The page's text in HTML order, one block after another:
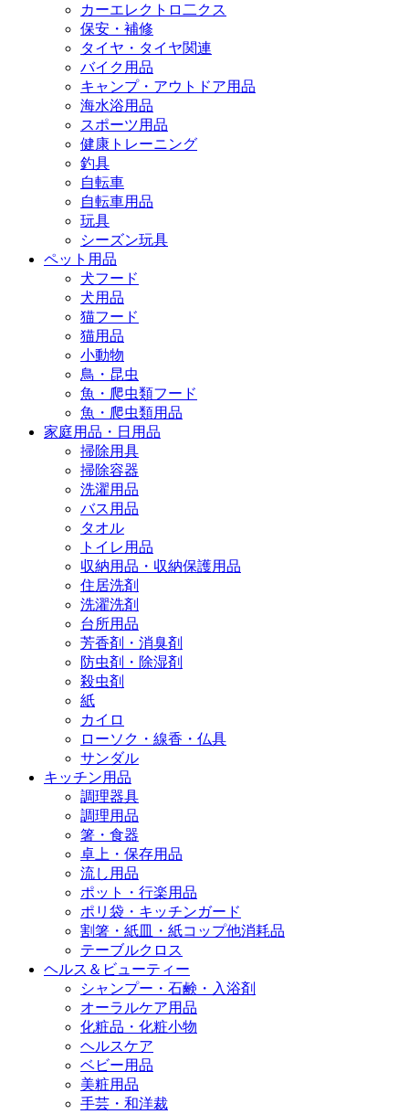
カーエレクトロ二クス
保安・補修
タイヤ・タイヤ関連
バイク用品
キャンプ・アウトドア用品
海水浴用品
スポーツ用品
健康トレーニング
釣具
自転車
自転車用品
玩具
シーズン玩具
ペット用品
犬フード
犬用品
猫フード
猫用品
小動物
鳥・昆虫
魚・爬虫類フード
魚・爬虫類用品
家庭用品・日用品
掃除用具
掃除容器
洗濯用品
バス用品
タオル
トイレ用品
収納用品・収納保護用品
住居洗剤
洗濯洗剤
台所用品
芳香剤・消臭剤
防虫剤・除湿剤
殺虫剤
紙
カイロ
ローソク・線香・仏具
サンダル
キッチン用品
調理器具
調理用品
箸・食器
卓上・保存用品
流し用品
ポット・行楽用品
ポリ袋・キッチンガード
割箸・紙皿・紙コップ他消耗品
テーブルクロス
ヘルス＆ビューティー
シャンプー・石鹸・入浴剤
オーラルケア用品
化粧品・化粧小物
ヘルスケア
ベビー用品
美粧用品
手芸・和洋裁